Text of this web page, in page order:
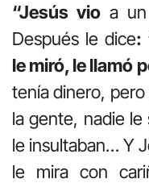
“Jesús vio a un
Después le dice:
le miró, le llamó
tenía dinero,
la gente, nadie le
le insultaban… Y
le mira con